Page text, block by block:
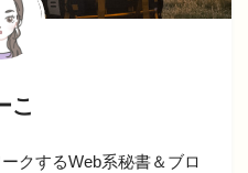
こ
クするWeb系秘書＆ブロ